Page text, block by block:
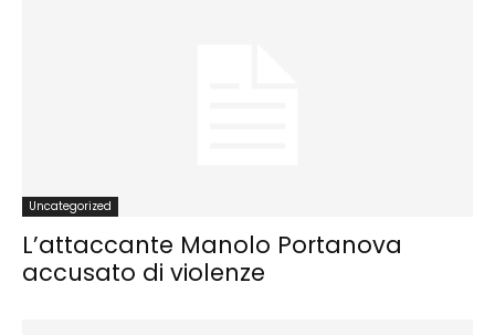
Uncategorized
L’attaccante Manolo Portanova
accusato di violenze